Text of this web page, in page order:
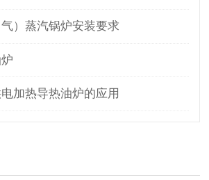
）蒸汽锅炉安装要求
加热导热油炉的应用